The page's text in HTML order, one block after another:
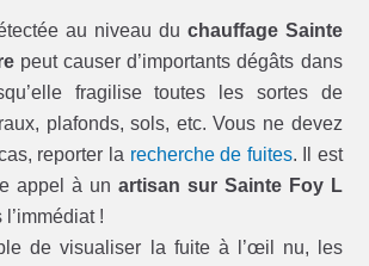
au niveau du chauffage Sainte
peut causer d’importants dégâts dans
fragilise toutes les sortes de
plafonds, sols, etc. Vous ne devez
reporter la recherche de fuites. Il est
appel à un artisan sur Sainte Foy L
l’immédiat !
de visualiser la fuite à l’œil nu, les